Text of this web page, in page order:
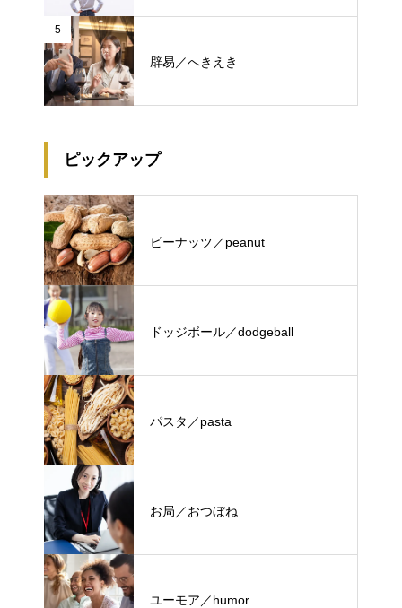
5
辟易／へきえき
ピックアップ
ピーナッツ／peanut
ドッジボール／dodgeball
パスタ／pasta
お局／おつぼね
ユーモア／humor